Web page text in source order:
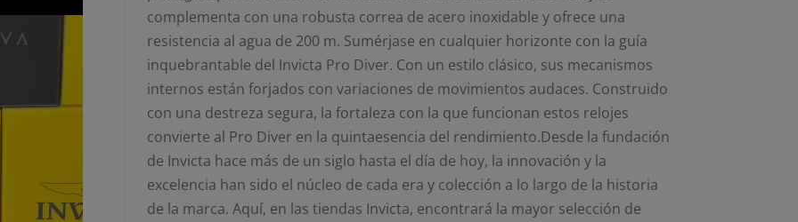
complementa con una robusta correa de acero inoxidable y ofrece una
resistencia al agua de 200 m. Sumérjase en cualquier horizonte con la guía
inquebrantable del Invicta Pro Diver. Con un estilo clásico, sus mecanismos
internos están forjados con variaciones de movimientos audaces. Construido
con una destreza segura, la fortaleza con la que funcionan estos relojes
convierte al Pro Diver en la quintaesencia del rendimiento.Desde la fundación
de Invicta hace más de un siglo hasta el día de hoy, la innovación y la
excelencia han sido el núcleo de cada era y colección a lo largo de la historia
de la marca. Aquí, en las tiendas Invicta, encontrará la mayor selección de